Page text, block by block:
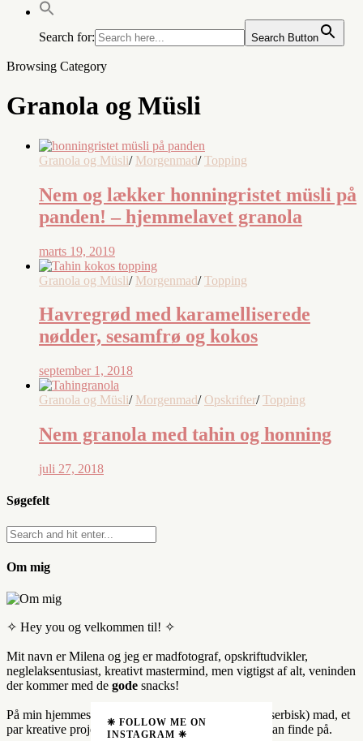
Search for: Search Button
Browsing Category
Granola og Müsli
Granola og Müsli/ Morgenmad/ Topping
Nem og lækker honningristet müsli på
panden! – hjemmelavet granola
marts 19, 2019
Granola og Müsli/ Morgenmad/ Topping
Havregrød med karamelliserede
nødder, sesamfrø og kokos
september 1, 2018
Granola og Müsli/ Morgenmad/ Opskrifter/ Topping
Nem granola med tahin og honning
juli 27, 2018
Søgefelt
Om mig
✧ Hey you og velkommen til! ✧
Mit navn er Milena og jeg er madfotograf, opskriftudvikler,
neglelaksentusiast, kreativt mastermind, men vigtigst af alt, veninden
der kommer med de gode snacks!
På min hjemmeside deler jeg min forkærlighed for (serbisk) mad, et
par kreative projekter eller to og hvad jeg nu ellers kan finde på.
❈ FOLLOW ME ON
INSTAGRAM ❈